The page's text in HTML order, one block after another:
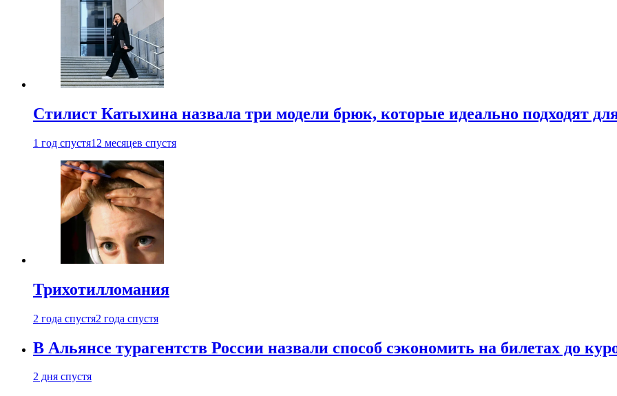
Стилист Катыхина назвала три модели брюк, которые идеально подходят
1 год спустя12 месяцев спустя
Трихотилломания
2 года спустя2 года спустя
В Альянсе турагентств России назвали способ сэкономить на билетах до
2 дня спустя